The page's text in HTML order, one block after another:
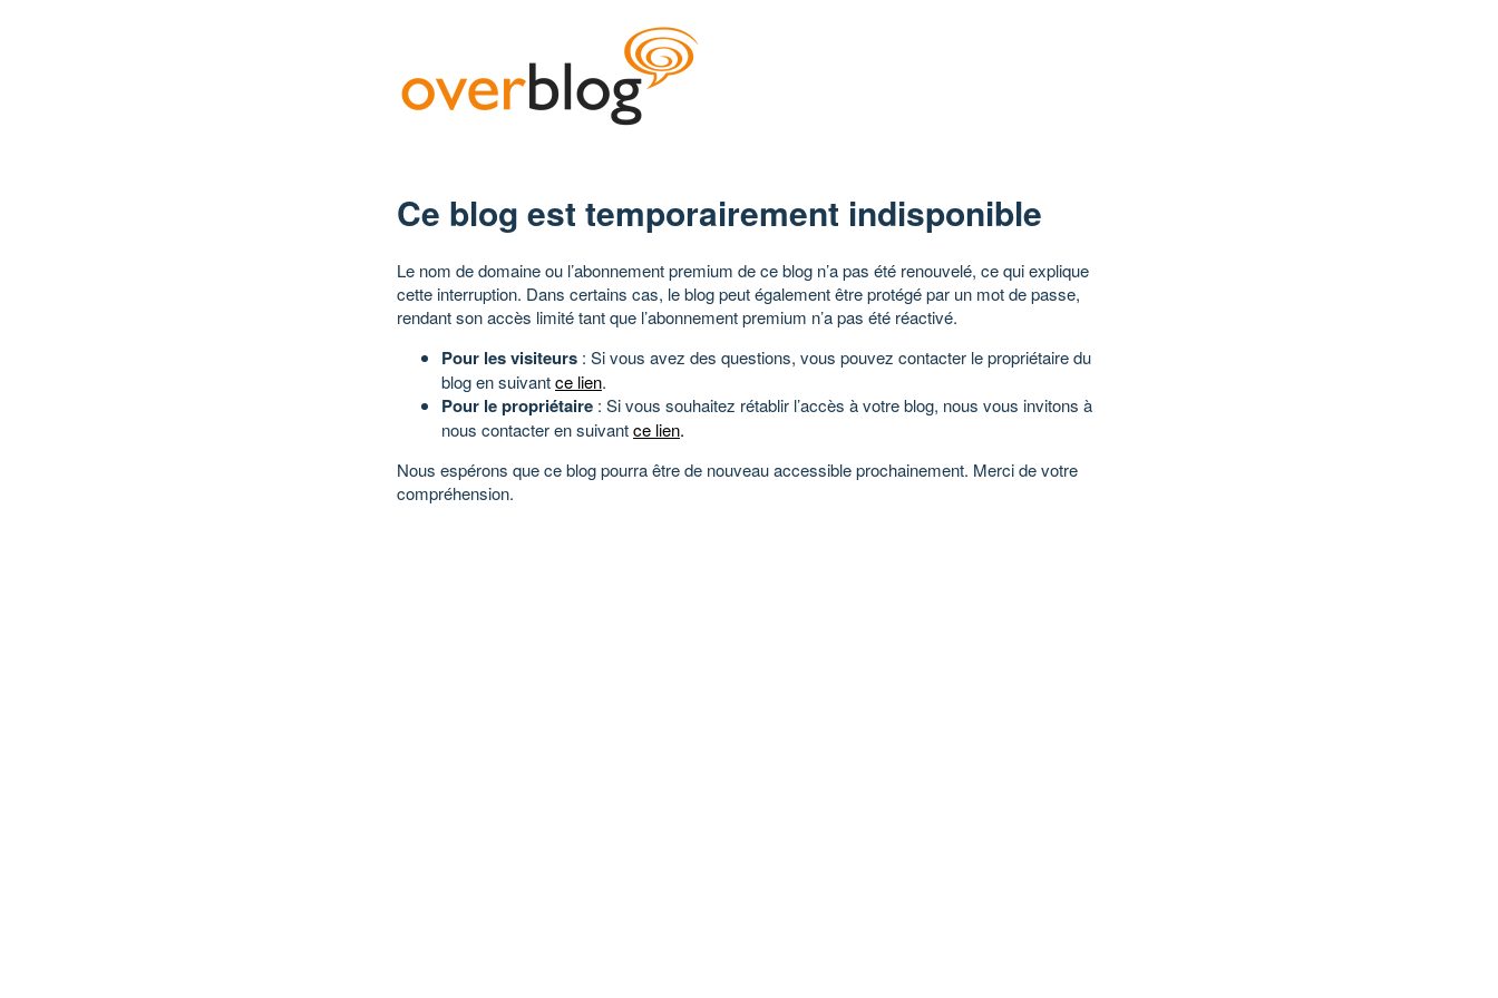
Ce blog est temporairement indisponible
Le nom de domaine ou l’abonnement premium de ce blog n’a pas été renouvelé, ce qui explique
cette interruption. Dans certains cas, le blog peut également être protégé par un mot de passe,
rendant son accès limité tant que l’abonnement premium n’a pas été réactivé.
Pour les visiteurs : Si vous avez des questions, vous pouvez contacter le propriétaire du
blog en suivantce lien.
Pour le propriétaire : Si vous souhaitez rétablir l’accès à votre blog, nous vous invitons à
nous contacter en suivantce lien.
Nous espérons que ce blog pourra être de nouveau accessible prochainement. Merci de votre
compréhension.